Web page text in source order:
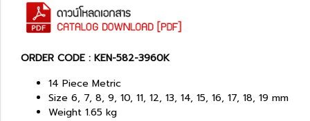
ORDER CODE : KEN-582-3960K
14 Piece Metric
Size 6, 7, 8, 9, 10, 11, 12, 13, 14, 15, 16, 17, 18, 19 mm
Weight 1.65 kg